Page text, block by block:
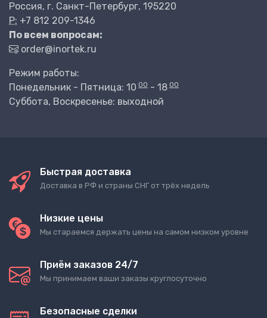
Россия, г. Санкт-Петербург, 195220
P: +7 812 209-1346
По всем вопросам:
order@inortek.ru
Режим работы:
Понедельник - Пятница: 10 00 - 18 00
Суббота, Воскресенье: выходной
Быстрая доставка
Доставка в РФ и страны СНГ от трёх недель
Низкие цены
Мы стараемся держать цены на самом низком уровне
Приём заказов 24/7
Мы принимаем ваши заказы круглосуточно
Безопасные сделки